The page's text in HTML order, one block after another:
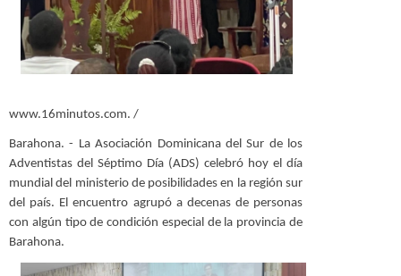
www.16minutos.com. /
Barahona. - La Asociación Dominicana del Sur de los
Adventistas del Séptimo Día (ADS) celebró hoy el día
mundial del ministerio de posibilidades en la región sur
del país. El encuentro agrupó a decenas de personas
con algún tipo de condición especial de la provincia de
Barahona.